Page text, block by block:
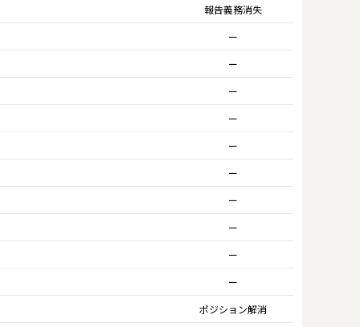
報告義務消失
ー
ー
ー
ー
ー
ー
ー
ー
ー
ー
ポジション解消